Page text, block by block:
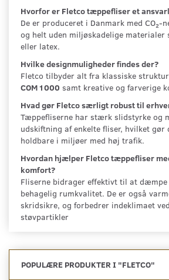
Hvorfor er Fletco tæppefliser et
De er produceret i Danmark med CO₂-
og helt uden miljøskadelige materialer
eller latex.
Hvilke designmuligheder findes der?
Fletco tilbyder alt fra klassiske
COM 1000 samt kreative og farverige
Hvad gør Fletco særligt robust til
Tæppefliserne har stærk slidstyrke og
udskiftning af enkelte fliser, hvilket gør
holdbare i miljøer med høj trafik.
Hvordan hjælper Fletco tæppefliser
komfort?
Fliserne bidrager effektivt til at dæmpe
behagelig rumkvalitet. De er også
skridsikre, og forbedrer indeklimaet
støvpartikler
POPULÆRE PRODUKTER I "FLETCO"